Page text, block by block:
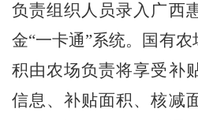
负责组织人员录入 广西
金“一卡通”系统。国有农
积由农场负责将享受补
信息、补贴面积、核减